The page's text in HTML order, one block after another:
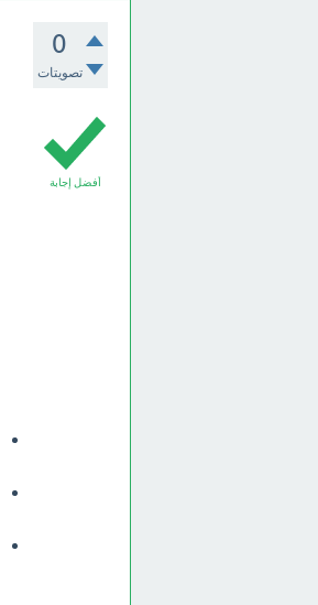
0
تصويتات
أفضل إجابة